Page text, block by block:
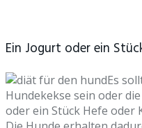
Ein Jogurt oder ein
Es
Hundekekse sein oder
oder ein Stück Hefe oder